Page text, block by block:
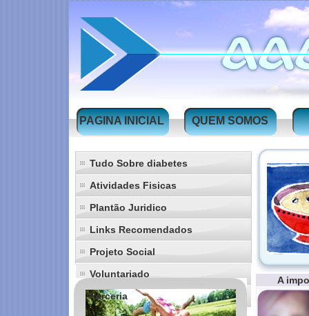
PAGINA INICIAL QUEM SOMOS
Tudo Sobre diabetes
Atividades Fisicas
Plantão Juridico
Links Recomendados
Projeto Social
Voluntariado
Parceria
A